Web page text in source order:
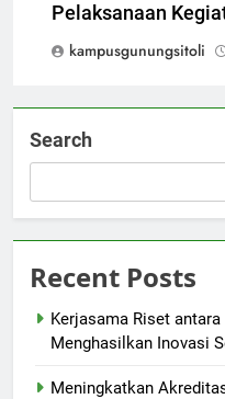
Pelaksanaan
kampusgunungsitoli
Search
Recent Posts
Kerjasama Riset
Menghasilkan Inovasi
Meningkatkan